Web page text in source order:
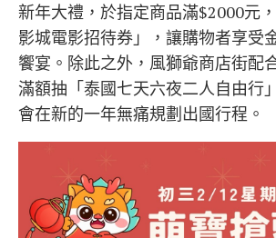
新年大禮，於指定商品滿$2000元
影城電影招待券」，讓購物者享受
饗宴。除此之外，風獅爺商店街配
滿額抽「泰國七天六夜二人自由行
會在新的一年無痛規劃出國行程。